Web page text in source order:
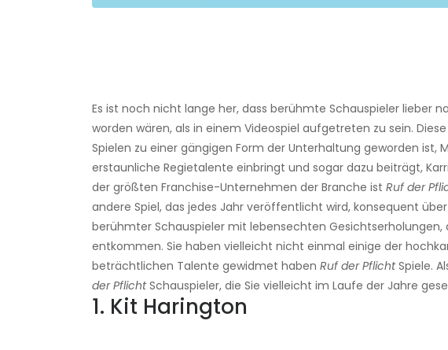
Es ist noch nicht lange her, dass berühmte Schauspieler lieber
worden wären, als in einem Videospiel aufgetreten zu sein.
Spielen zu einer gängigen Form der Unterhaltung geworden ist,
erstaunliche Regietalente einbringt und sogar dazu beiträgt,
der größten Franchise-Unternehmen der Branche ist Ruf der
andere Spiel, das jedes Jahr veröffentlicht wird, konsequent
berühmter Schauspieler mit lebensechten
entkommen. Sie haben vielleicht nicht einmal einige der
beträchtlichen Talente gewidmet haben Ruf der PflichtSpiele.
der PflichtSchauspieler, die Sie vielleicht im Laufe der Jahre
1. Kit Harington